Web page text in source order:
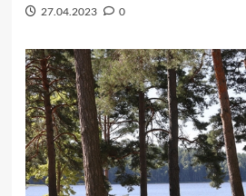
27.04.2023 0